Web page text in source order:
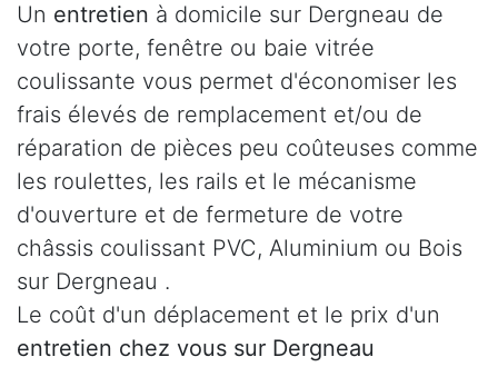
Un entretien à domicile sur Dergneau de
votre porte, fenêtre ou baie vitrée
coulissante vous permet d'économiser les
frais élevés de remplacement et/ou de
réparation de pièces peu coûteuses comme
les roulettes, les rails et le mécanisme
d'ouverture et de fermeture de votre
châssis coulissant PVC, Aluminium ou Bois
sur Dergneau .
Le coût d'un déplacement et le prix d'un
entretien chez vous sur Dergneau